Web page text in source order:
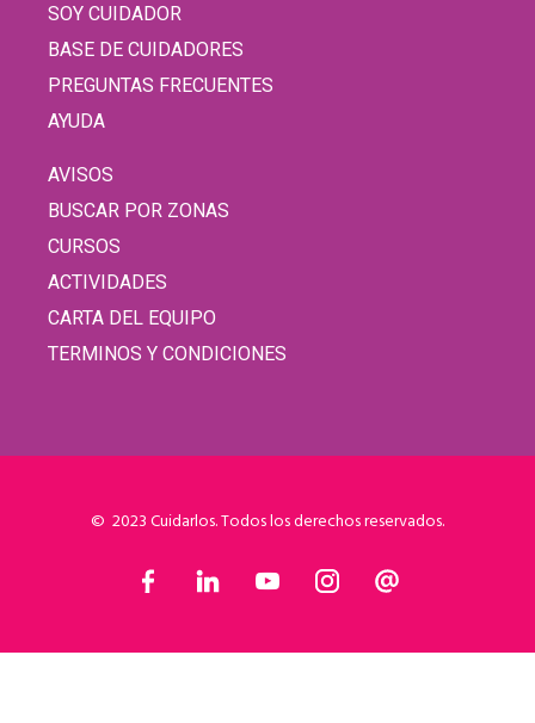
SOY CUIDADOR
BASE DE CUIDADORES
PREGUNTAS FRECUENTES
AYUDA
AVISOS
BUSCAR POR ZONAS
CURSOS
ACTIVIDADES
CARTA DEL EQUIPO
TERMINOS Y CONDICIONES
© 2023 Cuidarlos. Todos los derechos reservados.